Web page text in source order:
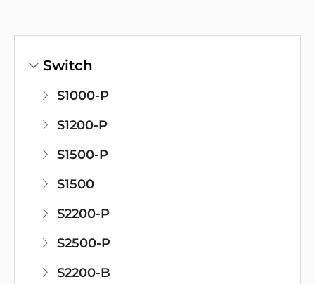
Switch
S1000-P
S1200-P
S1500-P
S1500
S2200-P
S2500-P
S2200-B